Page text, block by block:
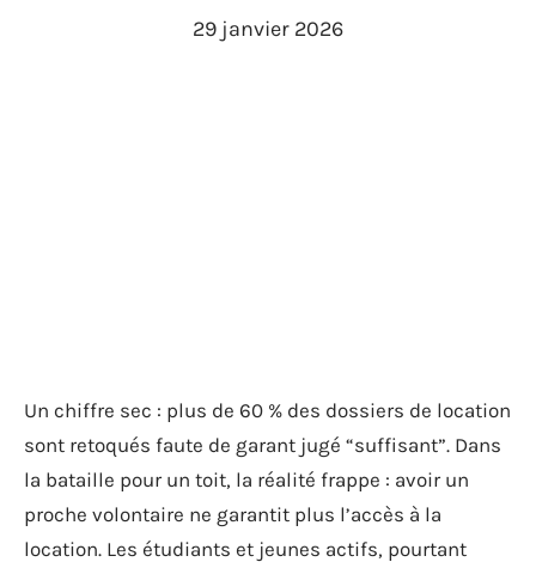
29 janvier 2026
Un chiffre sec : plus de 60 % des dossiers de location
sont retoqués faute de garant jugé “suffisant”. Dans
la bataille pour un toit, la réalité frappe : avoir un
proche volontaire ne garantit plus l’accès à la
location. Les étudiants et jeunes actifs, pourtant